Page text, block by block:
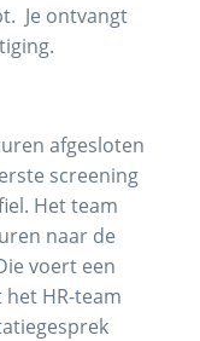
Je ontvangt
afgesloten
screening
Het team
naar de
voert een
HR-team